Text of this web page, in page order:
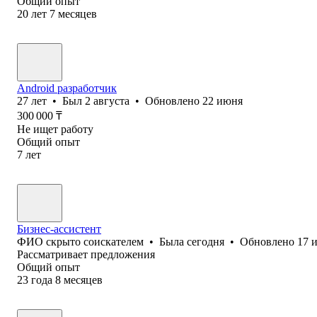
20 лет 7 месяцев
Android разработчик
27 лет • Был 2 августа • Обновлено 22 июня
300 000 ₸
Не ищет работу
Общий опыт
7 лет
Бизнес-ассистент
ФИО скрыто соискателем • Была сегодня • Обновлено 17
Рассматривает предложения
Общий опыт
23 года 8 месяцев